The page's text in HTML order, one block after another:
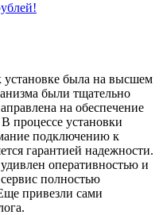
установке была на высшем
были тщательно
на обеспечение
процессе установки
подключению к
гарантией надежности.
оперативностью и
полностью
привезли сами